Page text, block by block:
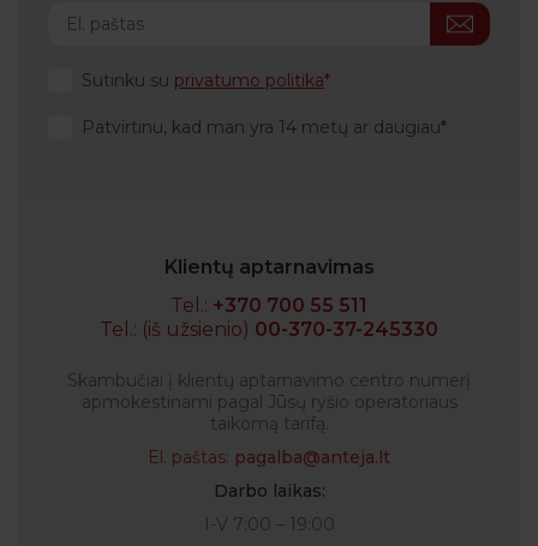
Sutinku su privatumo politika
Patvirtinu, kad man yra 14 metų ar daugiau
Klientų aptarnavimas
Tel.: +370 700 55 511
Tel.: (iš užsienio) 00-370-37-245330
Skambučiai į klientų aptarnavimo centro numerį
apmokestinami pagal Jūsų ryšio operatoriaus
taikomą tarifą.
El. paštas: pagalba@anteja.lt
Darbo laikas:
I-V 7:00 – 19:00